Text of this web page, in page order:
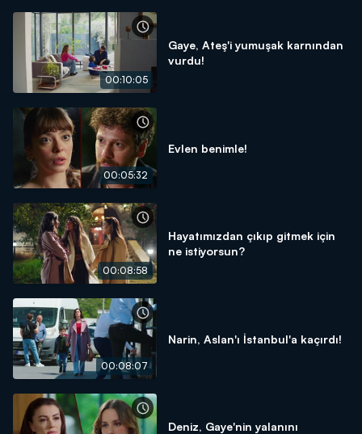
00:10:05
Gaye, Ateş'i yumuşak karnından
vurdu!
00:05:32
Evlen benimle!
00:08:58
Hayatımızdan çıkıp gitmek için
ne istiyorsun?
00:08:07
Narin, Aslan'ı İstanbul'a kaçırdı!
Deniz, Gaye'nin yalanını